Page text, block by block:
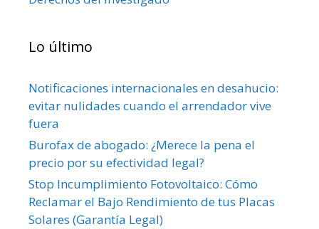
Lo último
Notificaciones internacionales en desahucio:
evitar nulidades cuando el arrendador vive
fuera
Burofax de abogado: ¿Merece la pena el
precio por su efectividad legal?
Stop Incumplimiento Fotovoltaico: Cómo
Reclamar el Bajo Rendimiento de tus Placas
Solares (Garantía Legal)